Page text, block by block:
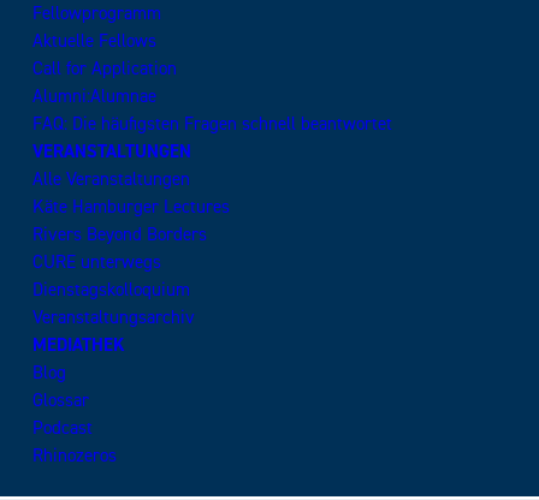
Fellowprogramm
Aktuelle Fellows
Call for Application
Alumni:Alumnae
FAQ: Die häufigsten Fragen schnell beantwortet
VERANSTALTUNGEN
Alle Veranstaltungen
Käte Hamburger Lectures
Rivers Beyond Borders
CURE unterwegs
Dienstagskolloquium
Veranstaltungsarchiv
MEDIATHEK
Blog
Glossar
Podcast
Rhinozeros